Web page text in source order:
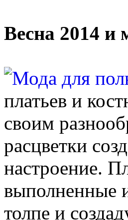
Весна 2014 и
платьев и
своим
расцветки
настроение.
выполненные
толпе и